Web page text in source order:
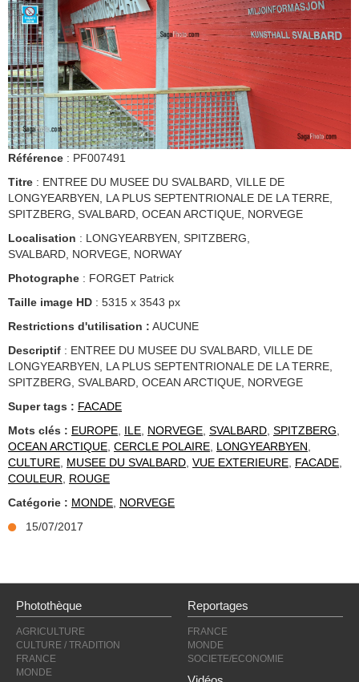
Référence : PF007491
Titre : ENTREE DU MUSEE DU SVALBARD, VILLE DE
LONGYEARBYEN, LA PLUS SEPTENTRIONALE DE LA TERRE,
SPITZBERG, SVALBARD, OCEAN ARCTIQUE, NORVEGE
Localisation : LONGYEARBYEN, SPITZBERG,
SVALBARD, NORVEGE, NORWAY
Photographe : FORGET Patrick
Taille image HD : 5315 x 3543 px
Restrictions d'utilisation : AUCUNE
Descriptif : ENTREE DU MUSEE DU SVALBARD, VILLE DE
LONGYEARBYEN, LA PLUS SEPTENTRIONALE DE LA TERRE,
SPITZBERG, SVALBARD, OCEAN ARCTIQUE, NORVEGE
Super tags : FACADE
Mots clés : EUROPE, ILE, NORVEGE, SVALBARD, SPITZBERG,
OCEAN ARCTIQUE, CERCLE POLAIRE, LONGYEARBYEN,
CULTURE, MUSEE DU SVALBARD, VUE EXTERIEURE, FACADE,
COULEUR, ROUGE
Catégorie : MONDE, NORVEGE
15/07/2017
Photothèque
AGRICULTURE
CULTURE / TRADITION
FRANCE
MONDE
Reportages
FRANCE
MONDE
SOCIETE/ECONOMIE